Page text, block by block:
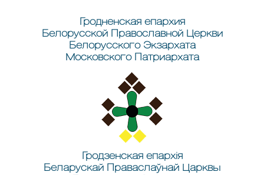
Гродненская епархия
Белорусской Православной Церкви
Белорусского Экзархата
Московского Патриархата
Гродзенская епархія
Беларускай Праваслаўнай Царквы